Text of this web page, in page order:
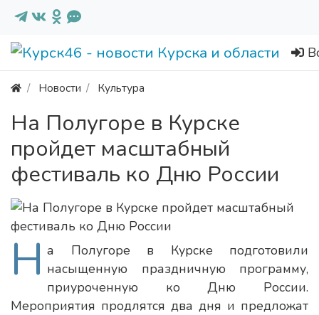
Новости Культура
На Полугоре в Курске
пройдет масштабный
фестиваль ко Дню России
Н а Полугоре в Курске подготовили
насыщенную праздничную программу,
приуроченную ко Дню России.
Мероприятия продлятся два дня и предложат